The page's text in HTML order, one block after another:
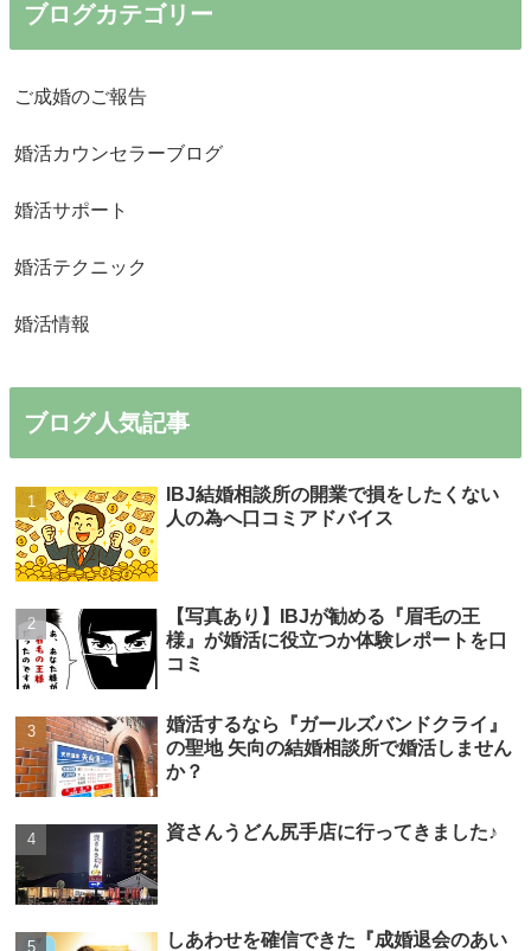
ブログカテゴリー
ご成婚のご報告
婚活カウンセラーブログ
婚活サポート
婚活テクニック
婚活情報
ブログ人気記事
IBJ結婚相談所の開業で損をしたくない
人の為へ口コミアドバイス
【写真あり】IBJが勧める『眉毛の王
様』が婚活に役立つか体験レポートを口
コミ
婚活するなら『ガールズバンドクライ』
の聖地 矢向の結婚相談所で婚活しません
か？
資さんうどん尻手店に行ってきました♪
しあわせを確信できた『成婚退会のあい